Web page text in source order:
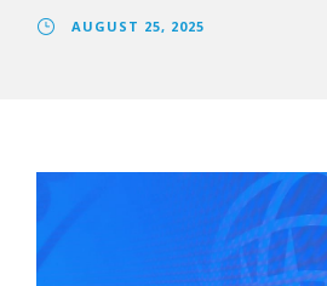
AUGUST 25, 2025